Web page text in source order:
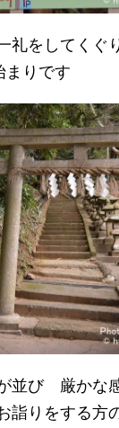
礼をしてくぐ
まりです
並び 厳かな
りをする方